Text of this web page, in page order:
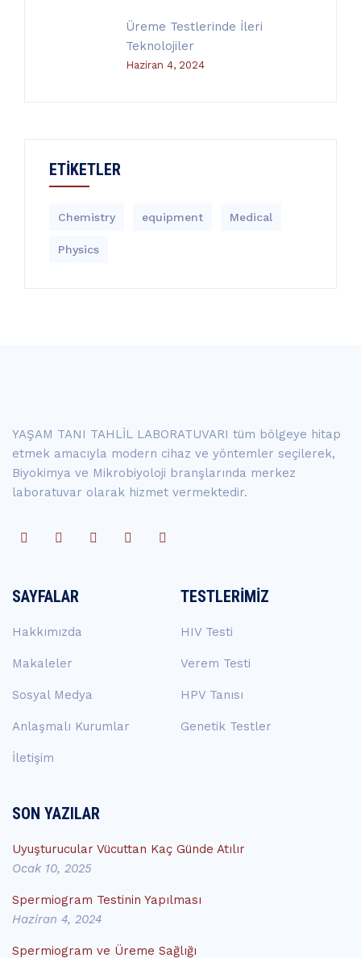
Üreme Testlerinde İleri
Teknolojiler
Haziran 4, 2024
ETIKETLER
Chemistry equipment‎ Medical
Physics
YAŞAM TANI TAHLİL LABORATUVARI tüm bölgeye hitap
etmek amacıyla modern cihaz ve yöntemler seçilerek,
Biyokimya ve Mikrobiyoloji branşlarında merkez
laboratuvar olarak hizmet vermektedir.
SAYFALAR
Hakkımızda
Makaleler
Sosyal Medya
Anlaşmalı Kurumlar
İletişim
TESTLERIMIZ
HIV Testi
Verem Testi
HPV Tanısı
Genetik Testler
SON YAZILAR
Uyuşturucular Vücuttan Kaç Günde Atılır
Ocak 10, 2025
Spermiogram Testinin Yapılması
Haziran 4, 2024
Spermiogram ve Üreme Sağlığı